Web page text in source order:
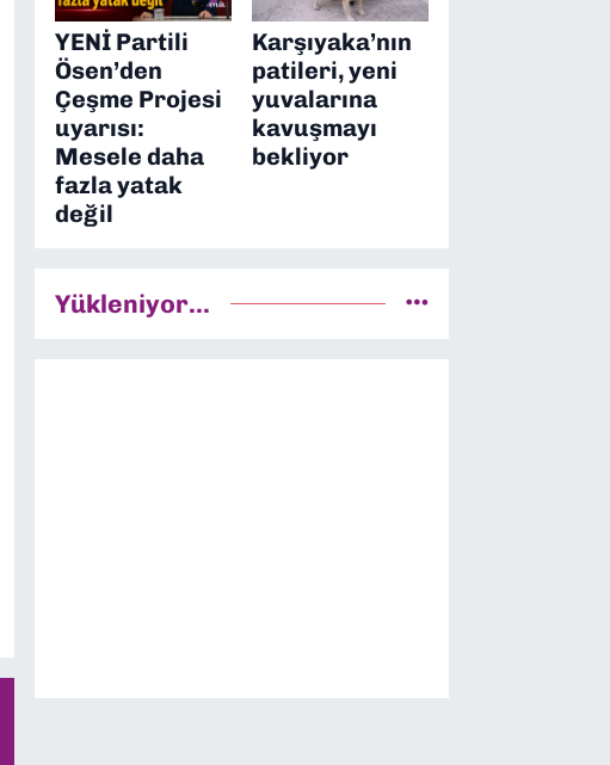
YENİ Partili
Ösen’den
Çeşme Projesi
uyarısı:
Mesele daha
fazla yatak
değil
Karşıyaka’nın
patileri, yeni
yuvalarına
kavuşmayı
bekliyor
Yükleniyor...